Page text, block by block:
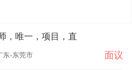
，唯一，项目，直
东-东莞市 面议